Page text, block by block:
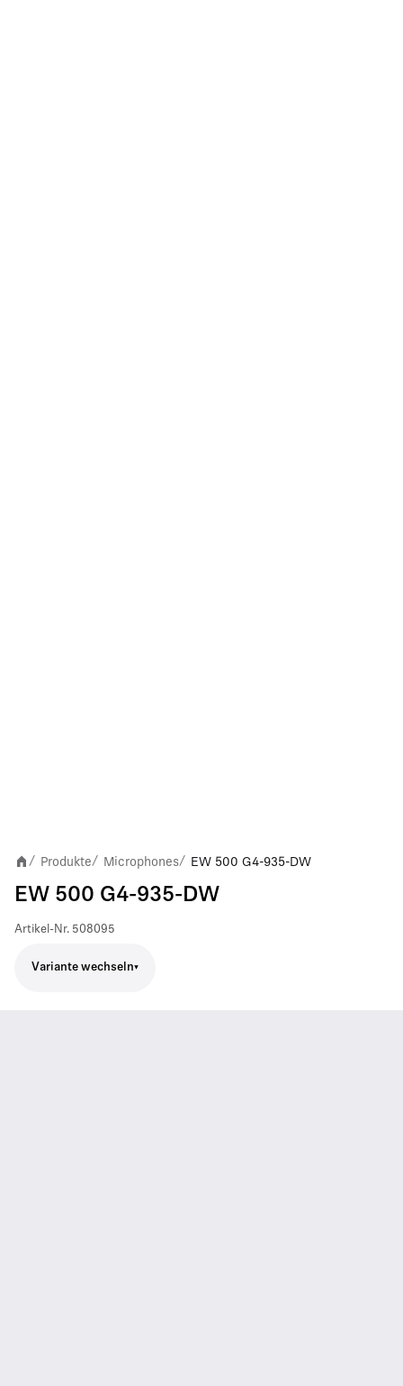
/ Produkte/ Microphones/ EW 500 G4-935-DW
EW 500 G4-935-DW
Artikel-Nr. 508095
Variante wechseln